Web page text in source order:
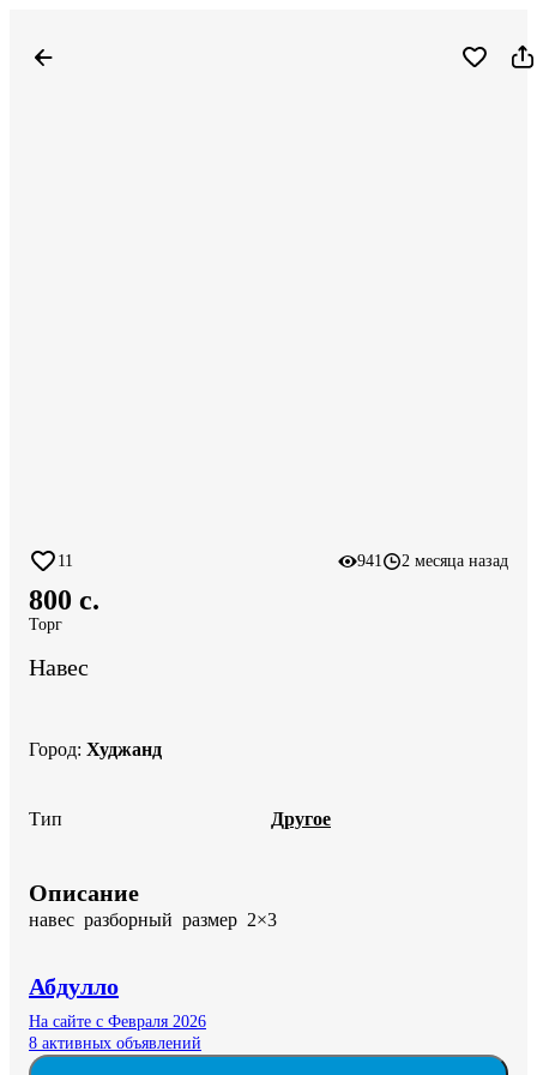
11 941 2 месяца назад
800 c.
Торг
Навес
Город: Худжанд
Тип Другое
Описание
навес  разборный  размер  2×3
Абдулло
На сайте с Февраля 2026
8 активных объявлений